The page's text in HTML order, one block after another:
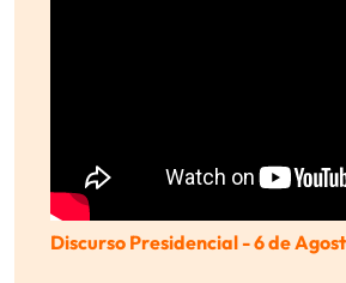
Discurso Presidencial - 6 de